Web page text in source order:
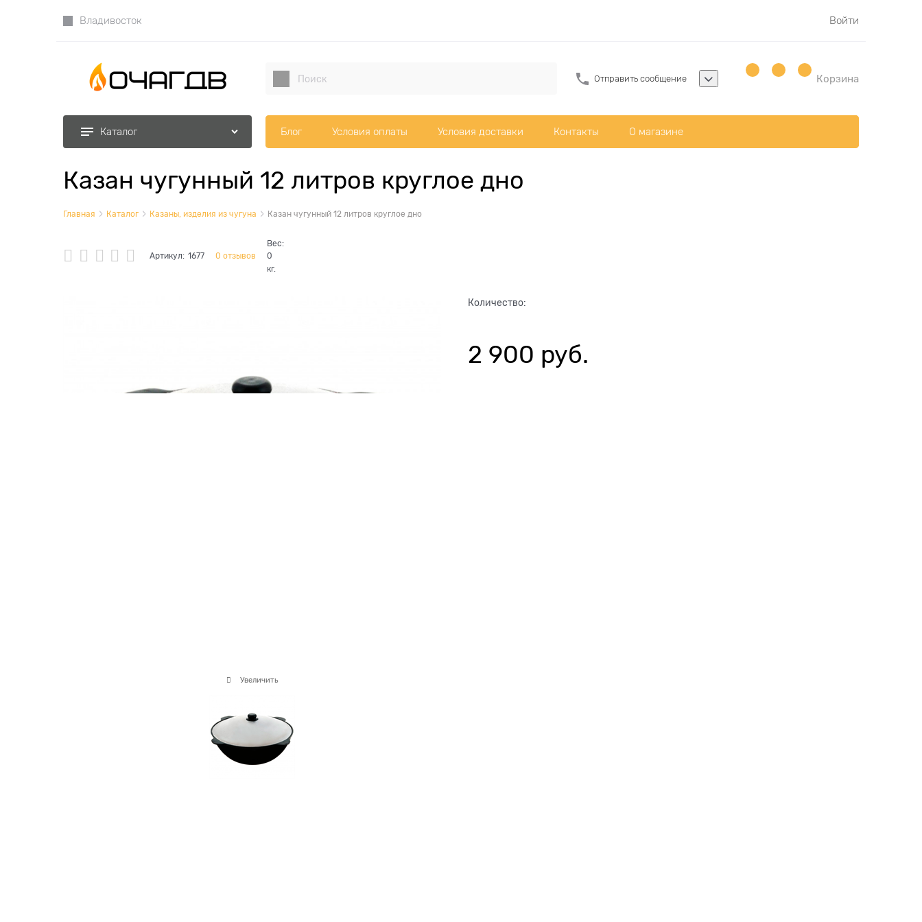
Владивосток Войти
Отправить сообщение Корзина
Каталог Блог Условия оплаты Условия доставки Контакты О магазине
Казан чугунный 12 литров круглое дно
Главная Каталог Казаны, изделия из чугуна Казан чугунный 12 литров круглое дно
Артикул: 1677 0 отзывов
Вес:
0
кг.
Увеличить
Количество:
2 900 руб.